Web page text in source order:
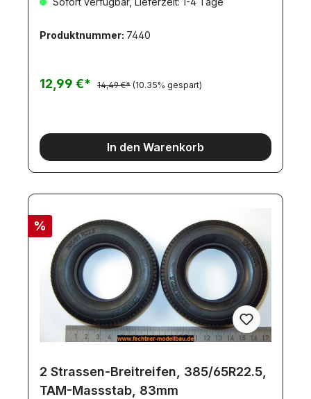
Artikeln:3818381925024004523556026361Das
der SMD-LED!!!!Durchmesser der Platine ca.
8,3mmGesamt-Dicke ca. 2,3mm
Produktnummer: 7440
12,99 €* 14,49 €* (10.35% gespart)
In den Warenkorb
%
2 Strassen-Breitreifen, 385/65R22.5,
TAM-Massstab, 83mm